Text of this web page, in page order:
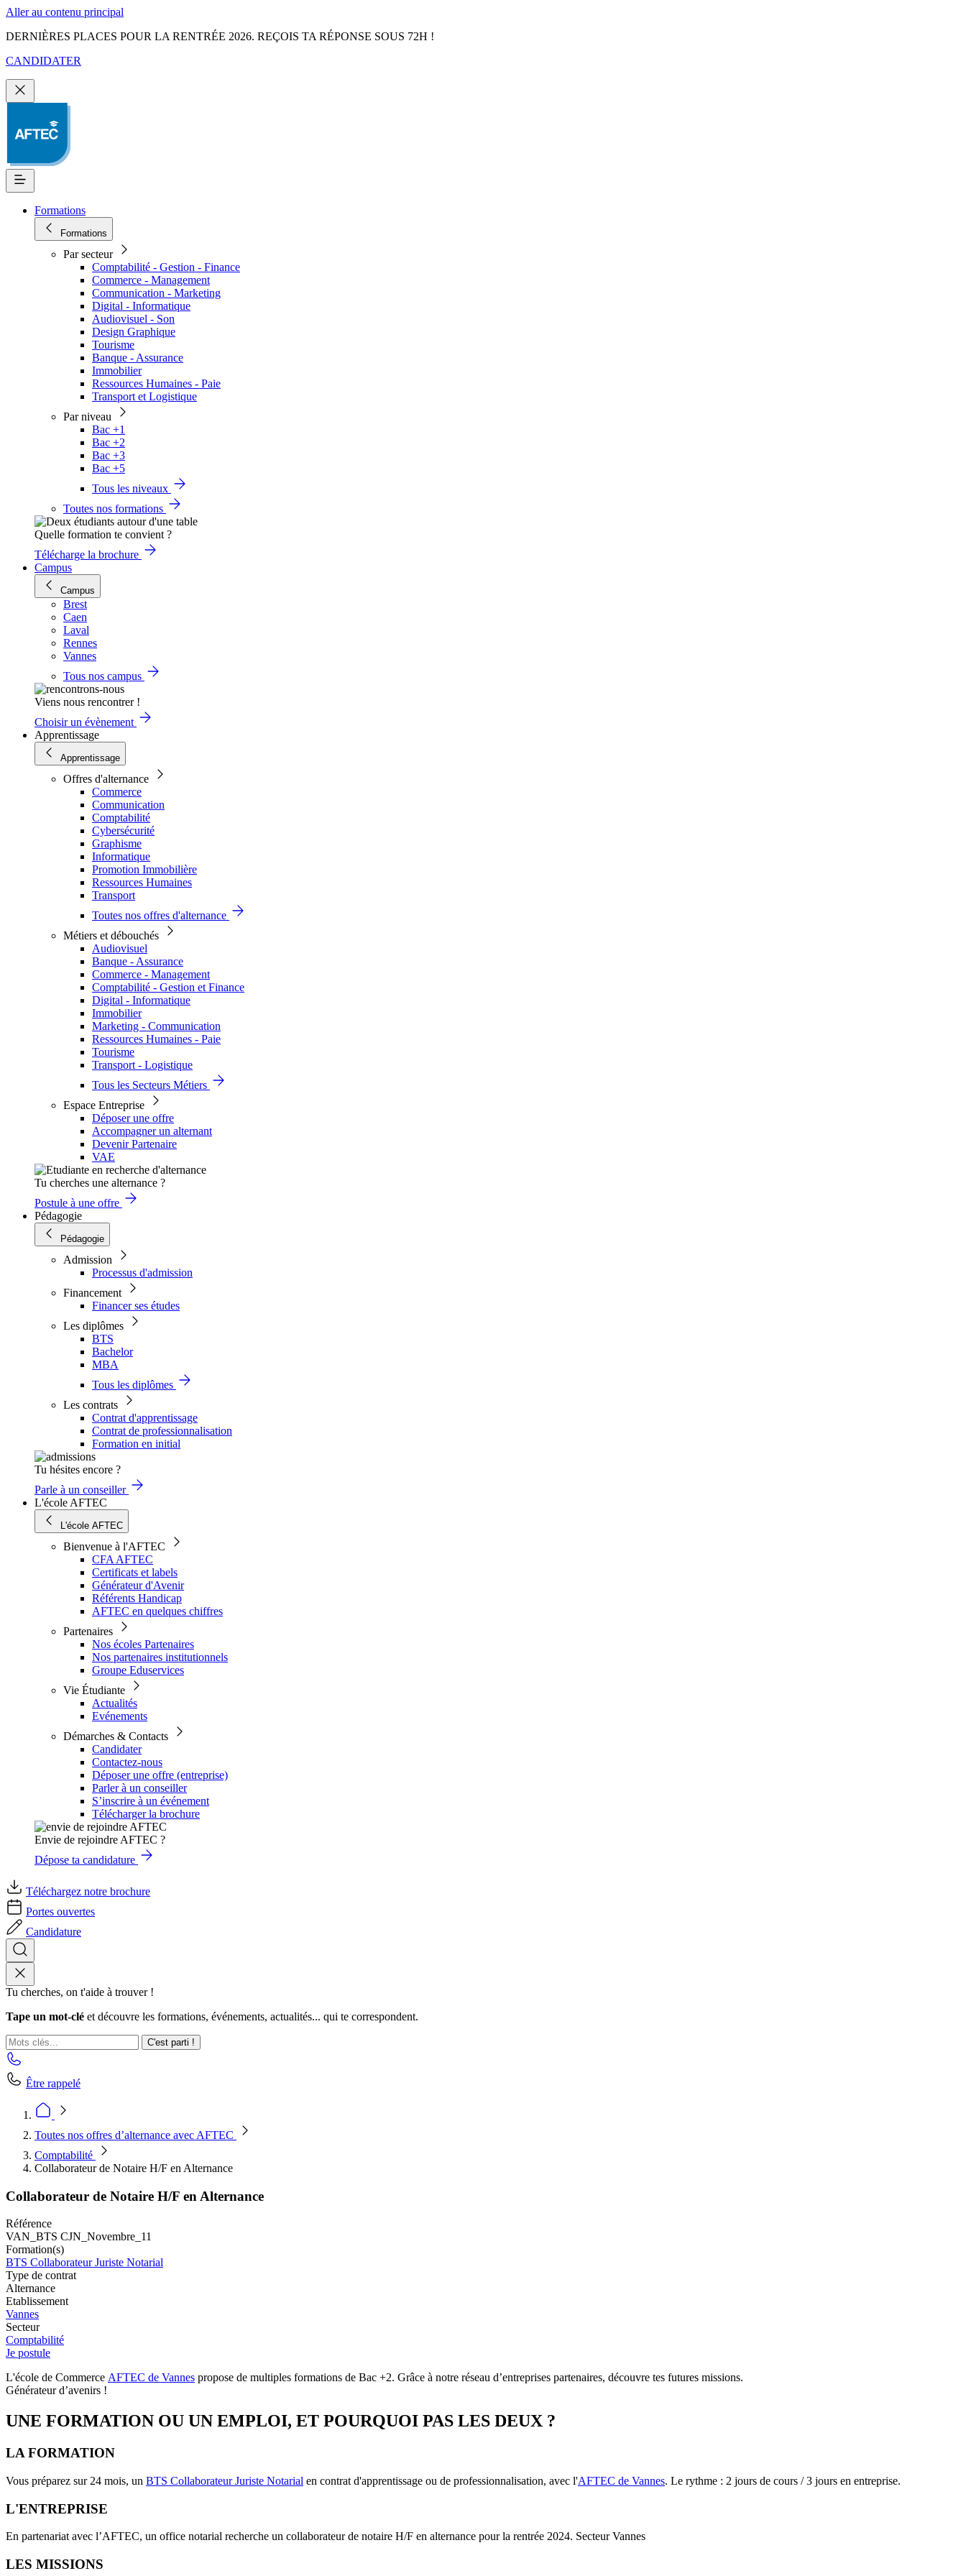
Aller au contenu principal
DERNIÈRES PLACES POUR LA RENTRÉE 2026. REÇOIS TA RÉPONSE SOUS 72H !
CANDIDATER
Formations
Formations
Par secteur
Comptabilité - Gestion - Finance
Commerce - Management
Communication - Marketing
Digital - Informatique
Audiovisuel - Son
Design Graphique
Tourisme
Banque - Assurance
Immobilier
Ressources Humaines - Paie
Transport et Logistique
Par niveau
Bac +1
Bac +2
Bac +3
Bac +5
Tous les niveaux
Toutes nos formations
Quelle formation te convient ?
Télécharge la brochure
Campus
Campus
Brest
Caen
Laval
Rennes
Vannes
Tous nos campus
Viens nous rencontrer !
Choisir un évènement
Apprentissage
Apprentissage
Offres d'alternance
Commerce
Communication
Comptabilité
Cybersécurité
Graphisme
Informatique
Promotion Immobilière
Ressources Humaines
Transport
Toutes nos offres d'alternance
Métiers et débouchés
Audiovisuel
Banque - Assurance
Commerce - Management
Comptabilité - Gestion et Finance
Digital - Informatique
Immobilier
Marketing - Communication
Ressources Humaines - Paie
Tourisme
Transport - Logistique
Tous les Secteurs Métiers
Espace Entreprise
Déposer une offre
Accompagner un alternant
Devenir Partenaire
VAE
Tu cherches une alternance ?
Postule à une offre
Pédagogie
Pédagogie
Admission
Processus d'admission
Financement
Financer ses études
Les diplômes
BTS
Bachelor
MBA
Tous les diplômes
Les contrats
Contrat d'apprentissage
Contrat de professionnalisation
Formation en initial
Tu hésites encore ?
Parle à un conseiller
L'école AFTEC
L'école AFTEC
Bienvenue à l'AFTEC
CFA AFTEC
Certificats et labels
Générateur d'Avenir
Référents Handicap
AFTEC en quelques chiffres
Partenaires
Nos écoles Partenaires
Nos partenaires institutionnels
Groupe Eduservices
Vie Étudiante
Actualités
Evénements
Démarches & Contacts
Candidater
Contactez-nous
Déposer une offre (entreprise)
Parler à un conseiller
S’inscrire à un événement
Télécharger la brochure
Envie de rejoindre AFTEC ?
Dépose ta candidature
Téléchargez notre brochure
Portes ouvertes
Candidature
Tu cherches, on t'aide à trouver !
Tape un mot-clé et découvre les formations, événements, actualités... qui te correspondent.
C'est parti !
Être rappelé
Toutes nos offres d’alternance avec AFTEC
Comptabilité
Collaborateur de Notaire H/F en Alternance
Collaborateur de Notaire H/F en Alternance
Référence
VAN_BTS CJN_Novembre_11
Formation(s)
BTS Collaborateur Juriste Notarial
Type de contrat
Alternance
Etablissement
Vannes
Secteur
Comptabilité
Je postule
L'école de Commerce AFTEC de Vannes propose de multiples formations de Bac +2. Grâce à notre réseau d’entreprises partenaires, découvre tes futures missions.
Générateur d’avenirs !
UNE FORMATION OU UN EMPLOI, ET POURQUOI PAS LES DEUX ?
LA FORMATION
Vous préparez sur 24 mois, un BTS Collaborateur Juriste Notarial en contrat d'apprentissage ou de professionnalisation, avec l'AFTEC de Vannes. Le rythme : 2 jours de cours / 3 jours en entreprise.
L'ENTREPRISE
En partenariat avec l’AFTEC, un office notarial recherche un collaborateur de notaire H/F en alternance pour la rentrée 2024. Secteur Vannes
LES MISSIONS